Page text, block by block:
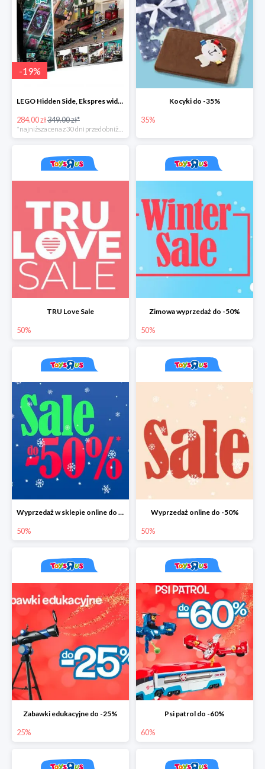
-19%
LEGO Hidden Side, Ekspres widmo
284.00 zł349.00 zł*
*najniższa cena z 30 dni przed obniżką
Kocyki do -35%
35%
TRU Love Sale
50%
Zimowa wyprzedaż do -50%
50%
Wyprzedaż w sklepie online do -50%
50%
Wyprzedaż online do -50%
50%
Zabawki edukacyjne do -25%
25%
Psi patrol do -60%
60%